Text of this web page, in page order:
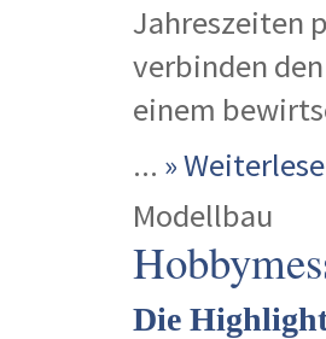
Jahreszeiten
verbinden
einem
... »
Modellbau
Die